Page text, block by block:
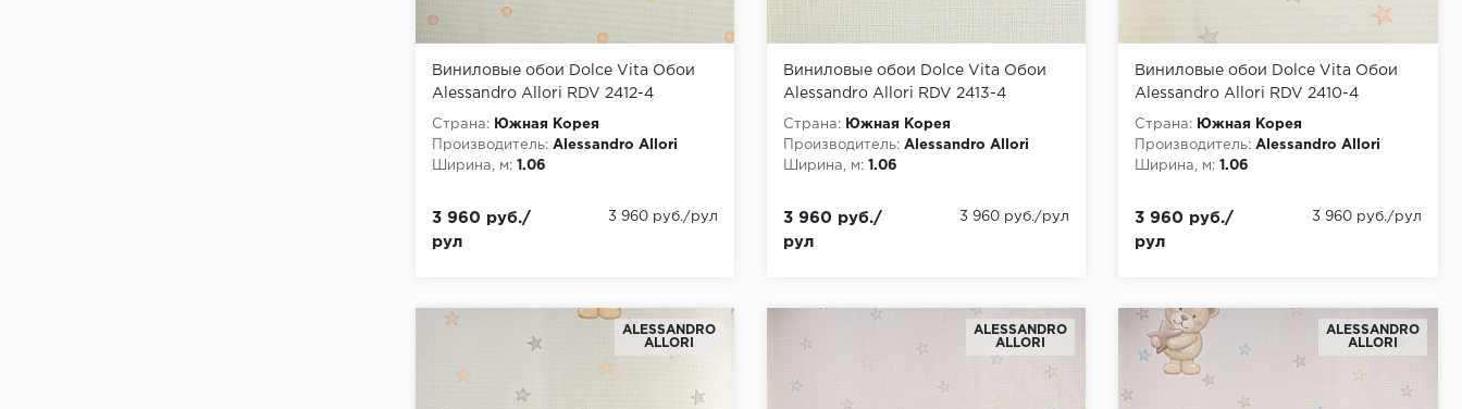
Виниловые обои Dolce Vita Обои
Alessandro Allori RDV 2412-4
Страна:
Южная Корея
Производитель: Alessandro Allori
Ширина, м: 1.06
3 960 руб./
рул
3 960 руб./рул
Виниловые обои Dolce Vita Обои
Alessandro Allori RDV 2413-4
Страна:
Южная Корея
Производитель: Alessandro Allori
Ширина, м: 1.06
3 960 руб./
рул
3 960 руб./рул
Виниловые обои Dolce Vita Обои
Alessandro Allori RDV 2410-4
Страна:
Южная Корея
Производитель: Alessandro Allori
Ширина, м: 1.06
3 960 руб./
рул
3 960 руб./рул
ALESSANDRO
ALLORI
ALESSANDRO
ALLORI
ALESSANDRO
ALLORI